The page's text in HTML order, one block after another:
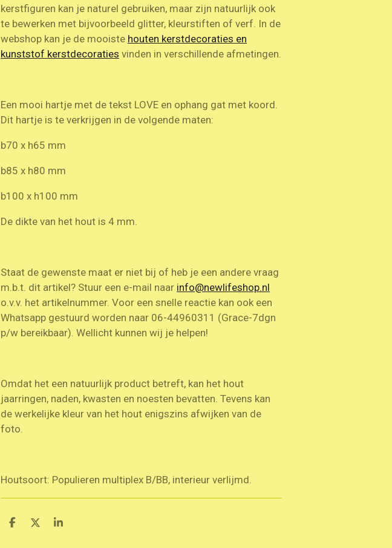
kerstfiguren kan je naturel gebruiken, maar zijn natuurlijk ook
te bewerken met bijvoorbeeld glitter, kleurstiften of verf. In de
webshop kan je de mooiste houten kerstdecoraties en
kunststof kerstdecoraties vinden in verschillende afmetingen.
Een mooi hartje met de tekst LOVE en ophang gat met koord.
Dit hartje is te verkrijgen in de volgende maten:
b70 x h65 mm
b85 x h80 mm
b100 x h100 mm
De dikte van het hout is 4 mm.
Staat de gewenste maat er niet bij of heb je een andere vraag
m.b.t. dit artikel? Stuur een e-mail naar info@newlifeshop.nl
o.v.v. het artikelnummer. Voor een snelle reactie kan ook een
Whatsapp gestuurd worden naar 06-44960311 (Grace-7dgn
p/w bereikbaar). Wellicht kunnen wij je helpen!
Omdat het een natuurlijk product betreft, kan het hout
jaarringen, naden, kwasten en noesten bevatten. Tevens kan
de werkelijke kleur van het hout enigszins afwijken van de
foto.
Houtsoort: Populieren multiplex B/BB, interieur verlijmd.
D
D
S